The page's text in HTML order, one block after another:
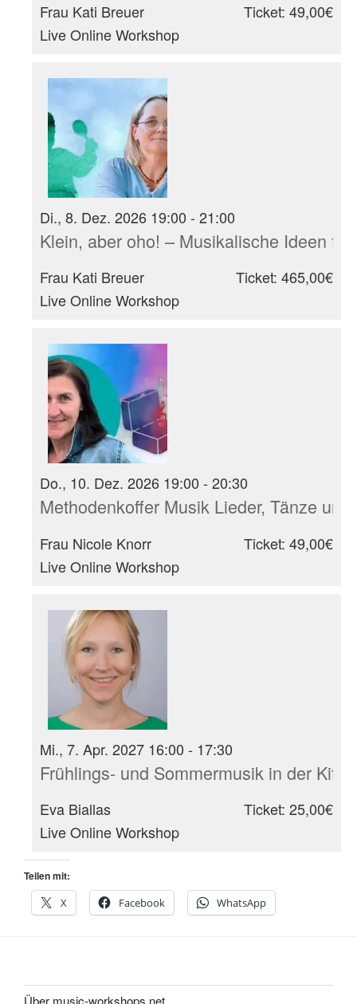
Frau Kati Breuer
Live Online Workshop
Ticket: 49,00€
Di., 8. Dez. 2026 19:00 - 21:00
Klein, aber oho! – Musikalische Ideen
Frau Kati Breuer
Live Online Workshop
Ticket: 465,00€
Do., 10. Dez. 2026 19:00 - 20:30
Methodenkoffer Musik Lieder, Tänze
Frau Nicole Knorr
Live Online Workshop
Ticket: 49,00€
Mi., 7. Apr. 2027 16:00 - 17:30
Frühlings- und Sommermusik in der
Eva Biallas
Live Online Workshop
Ticket: 25,00€
Teilen mit:
X
Facebook WhatsApp
Über music-workshops.net